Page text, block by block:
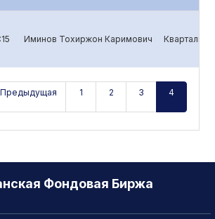
Иминов Тохиржон Каримович
Предыдущая 1 2 3 4
Фондовая Биржа